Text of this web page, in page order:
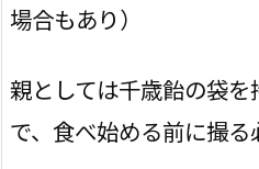
場合もあり）
親としては千歳飴の袋
で、食べ始める前に撮る